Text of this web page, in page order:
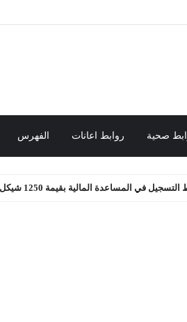
صحية روابط اعانات الفهرس
المالية بقيمة 1250 شيكل